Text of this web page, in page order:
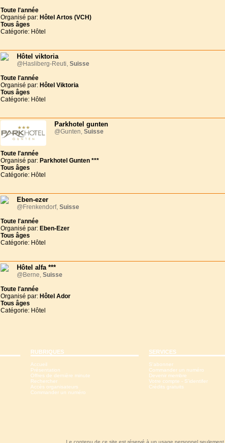
Toute l'année
Organisé par: Hôtel Artos (VCH)
Tous âges
Catégorie: Hôtel
Hôtel viktoria
@Hasliberg-Reuti, Suisse
Toute l'année
Organisé par: Hôtel Viktoria
Tous âges
Catégorie: Hôtel
Parkhotel gunten
@Gunten, Suisse
Toute l'année
Organisé par: Parkhotel Gunten ***
Tous âges
Catégorie: Hôtel
Eben-ezer
@Frenkendorf, Suisse
Toute l'année
Organisé par: Eben-Ezer
Tous âges
Catégorie: Hôtel
Hôtel alfa ***
@Berne, Suisse
Toute l'année
Organisé par: Hôtel Ador
Tous âges
Catégorie: Hôtel
RUBRIQUES
Accueil
Présentation
Offres de dernière minute
Rechercher
Accès organisateurs
Commander un numéro
SERVICES
S'abonner
Commander un numéro
Devenir membre
Votre compte - S'identifer
Crédits gratuits
Le contenu de ce site est réservé à un usage personnel seulement.